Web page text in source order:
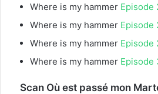
Where is my hammer Episode
Where is my hammer Episode
Where is my hammer Episode
Where is my hammer Episode
Scan Où est passé mon